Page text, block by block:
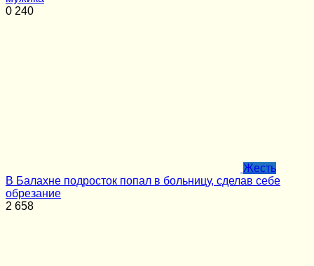
0 240
Жесть
В Балахне подросток попал в больницу, сделав себе
обрезание
2 658